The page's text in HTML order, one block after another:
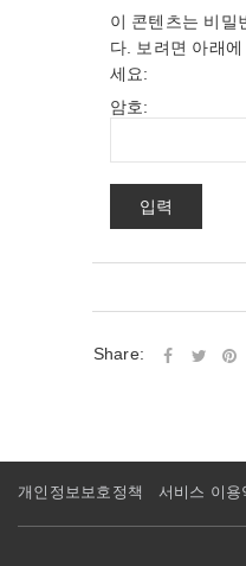
이 콘텐츠는 비밀
다. 보려면 아래
세요:
암호:
Share:
개인정보보호정책 서비스 이용